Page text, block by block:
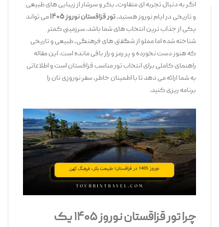
اگر به دنبال تجربه‌ ای متفاوت، بکر و سرشار از زیبایی ‌های طبیعی
و تاریخی در ایام نوروز هستید،تور قزاقستان نوروز ۱۴۰۵
می‌ تواند
یکی از جذاب ‌ترین انتخاب ‌های شما باشد. سرزمینی کمتر
شناخته‌ شده اما مملو از شگفتی ‌های فرهنگی، طبیعی و تاریخی
که هنوز دست نخورده و پر رمز و راز باقی مانده است. این مقاله
راهنمای کاملی برای انتخاب تور مناسب قزاقستان است و اطلاعاتی
به شما ارائه می ‌دهد تا با اطمینان خاطر، سفر نوروزی ‌تان را
برنامه ‌ریزی کنید.
چرا تور قزاقستان نوروز ۱۴۰۵ یک